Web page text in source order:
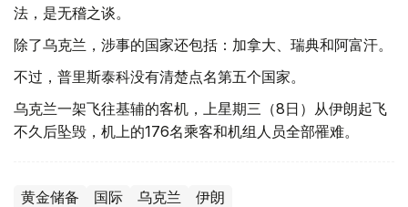
法，是无稽之谈。
除了乌克兰，涉事的国家还包括：加拿大、瑞典和阿富汗。
不过，普里斯泰科没有清楚点名第五个国家。
乌克兰一架飞往基辅的客机，上星期三（8日）从伊朗起飞
不久后坠毁，机上的176名乘客和机组人员全部罹难。
黄金储备 国际 乌克兰 伊朗